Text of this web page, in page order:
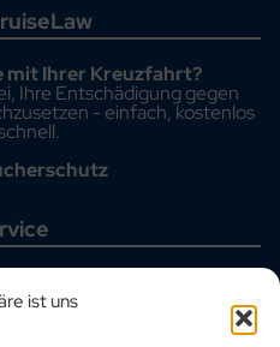
ist uns
mit Ihrer Kreuzfahrt?
Ihre Entschädigung gegen
- einfach, kostenlos
Fälle